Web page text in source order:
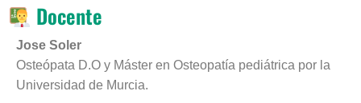
Docente
Jose Soler
Osteópata D.O y Máster en Osteopatía pediátrica por la
Universidad de Murcia.